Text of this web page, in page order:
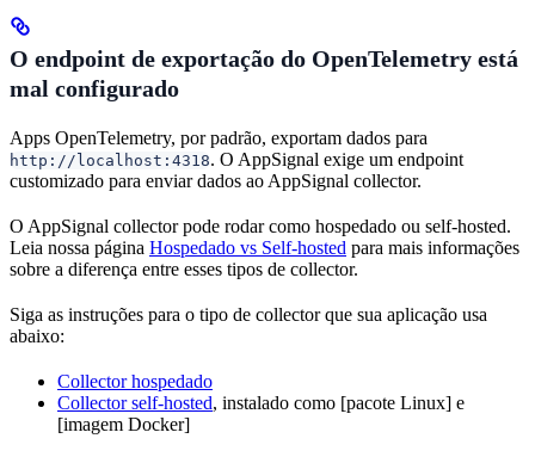
O endpoint de exportação do OpenTelemetry está
mal configurado
Apps OpenTelemetry, por padrão, exportam dados para
http://localhost:4318. O AppSignal exige um endpoint
customizado para enviar dados ao AppSignal collector.
O AppSignal collector pode rodar como hospedado ou self-hosted.
Leia nossa página Hospedado vs Self-hosted para mais informações
sobre a diferença entre esses tipos de collector.
Siga as instruções para o tipo de collector que sua aplicação usa
abaixo:
Collector hospedado
Collector self-hosted, instalado como [pacote Linux] e
[imagem Docker]